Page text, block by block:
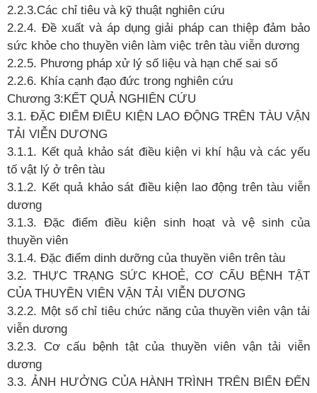
2.2.3.Các chỉ tiêu và kỹ thuật nghiên cứu
2.2.4. Đề xuất và áp dụng giải pháp can thiệp đảm bảo
sức khỏe cho thuyền viên làm việc trên tàu viễn dương
2.2.5. Phương pháp xử lý số liệu và hạn chế sai số
2.2.6. Khía cạnh đạo đức trong nghiên cứu
Chương 3:KẾT QUẢ NGHIÊN CỨU
3.1. ĐẶC ĐIỂM ĐIỀU KIỆN LAO ĐỘNG TRÊN TÀU VẬN
TẢI VIỄN DƯƠNG
3.1.1. Kết quả khảo sát điều kiện vi khí hậu và các yếu
tố vật lý ở trên tàu
3.1.2. Kết quả khảo sát điều kiện lao động trên tàu viễn
dương
3.1.3. Đặc điểm điều kiện sinh hoạt và vệ sinh của
thuyền viên
3.1.4. Đặc điểm dinh dưỡng của thuyền viên trên tàu
3.2. THỰC TRẠNG SỨC KHOẺ, CƠ CẤU BỆNH TẬT
CỦA THUYỀN VIÊN VẬN TẢI VIỄN DƯƠNG
3.2.2. Một số chỉ tiêu chức năng của thuyền viên vận tải
viễn dương
3.2.3. Cơ cấu bệnh tật của thuyền viên vận tải viễn
dương
3.3. ẢNH HƯỞNG CỦA HÀNH TRÌNH TRÊN BIỂN ĐẾN